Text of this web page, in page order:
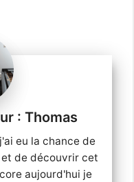
Thomas
eu la chance de
de découvrir cet
aujourd'hui je